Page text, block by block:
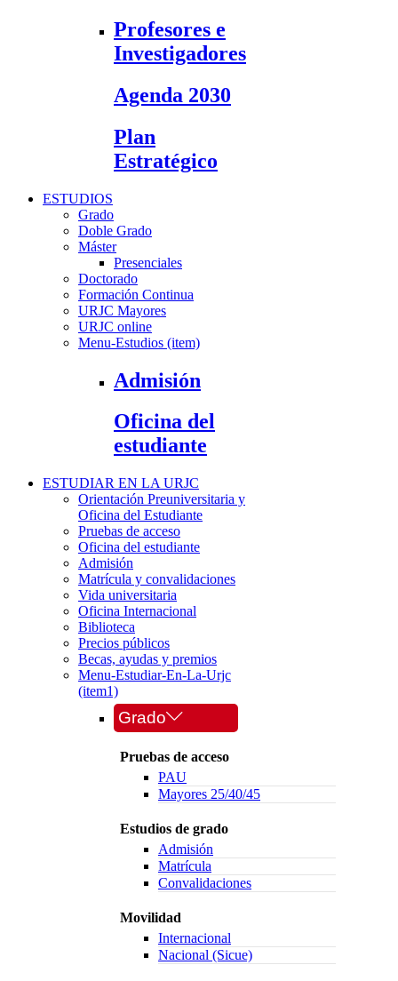
Profesores e
Investigadores
Agenda 2030
Plan
Estratégico
ESTUDIOS
Grado
Doble Grado
Máster
Presenciales
Doctorado
Formación Continua
URJC Mayores
URJC online
Menu-Estudios (item)
Admisión
Oficina del
estudiante
ESTUDIAR EN LA URJC
Orientación Preuniversitaria y
Oficina del Estudiante
Pruebas de acceso
Oficina del estudiante
Admisión
Matrícula y convalidaciones
Vida universitaria
Oficina Internacional
Biblioteca
Precios públicos
Becas, ayudas y premios
Menu-Estudiar-En-La-Urjc
(item1)
Grado
Pruebas de acceso
PAU
Mayores 25/40/45
Estudios de grado
Admisión
Matrícula
Convalidaciones
Movilidad
Internacional
Nacional (Sicue)